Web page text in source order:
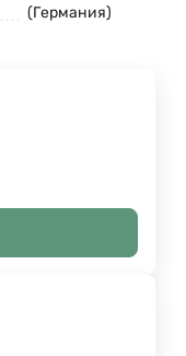
(Германия)